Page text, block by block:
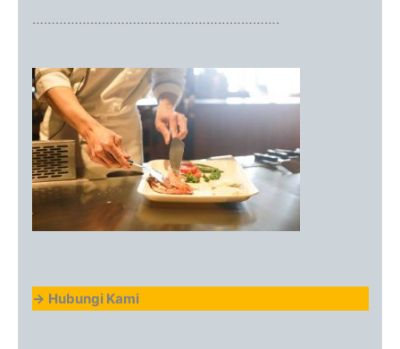
……………………………………………………….
-> Hubungi Kami